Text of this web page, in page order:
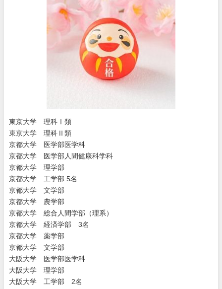
東京大学 理科Ⅰ類
東京大学 理科Ⅱ類
京都大学 医学部医学科
京都大学 医学部人間健康科学科
京都大学 理学部
京都大学 工学部 5名
京都大学 文学部
京都大学 農学部
京都大学 総合人間学部（理系）
京都大学 経済学部 3名
京都大学 薬学部
京都大学 文学部
大阪大学 医学部医学科
大阪大学 理学部
大阪大学 工学部 2名